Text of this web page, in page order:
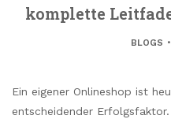
komplette
BLOGS
Ein eigener Onlineshop ist
entscheidender